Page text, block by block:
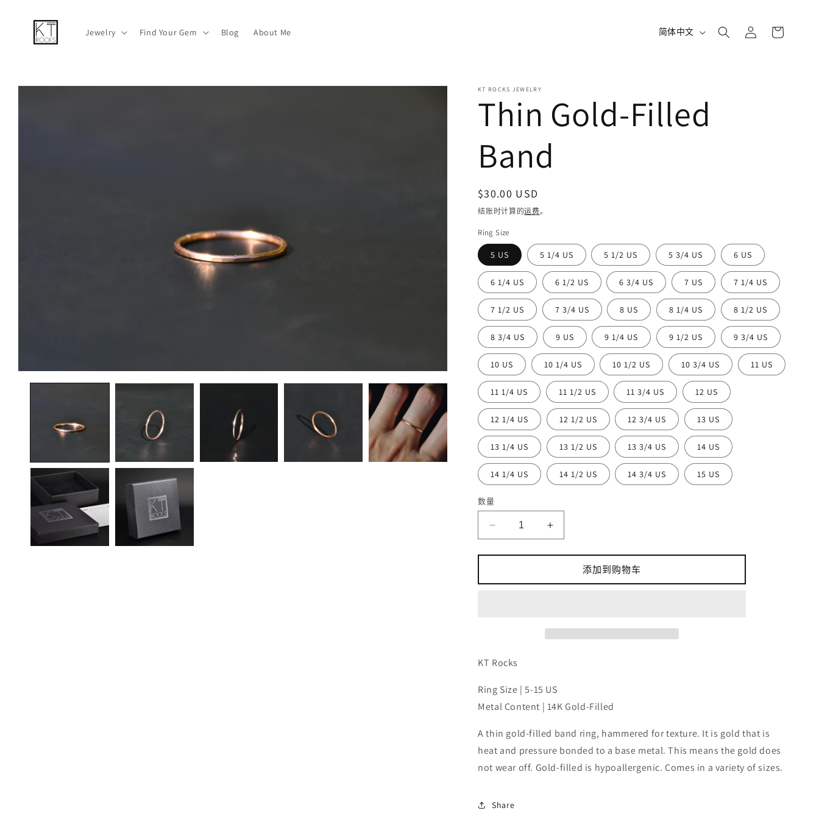
Jewelry Find Your Gem Blog About Me
语
简体中文
录
物
KT ROCKS JEWELRY
Thin Gold-Filled
Band
常
规
价
格
$30.00 USD
结账时计算的运费。
Ring Size
5 US 5 1/4 US 5 1/2 US 5 3/4 US 6 US
6 1/4 US 6 1/2 US 6 3/4 US 7 US 7 1/4 US
7 1/2 US 7 3/4 US 8 US 8 1/4 US 8 1/2 US
8 3/4 US 9 US 9 1/4 US 9 1/2 US 9 3/4 US
10 US 10 1/4 US 10 1/2 US 10 3/4 US 11 US
11 1/4 US 11 1/2 US 11 3/4 US 12 US
12 1/4 US 12 1/2 US 12 3/4 US 13 US
13 1/4 US 13 1/2 US 13 3/4 US 14 US
14 1/4 US 14 1/2 US 14 3/4 US 15 US
数量
Filled
Filled
数
添加到购物车
KT Rocks
Ring Size | 5-15 US
Metal Content | 14K Gold-Filled
A thin gold-filled band ring, hammered for texture. It is gold that is
heat and pressure bonded to a base metal. This means the gold does
not wear off. Gold-filled is hypoallergenic. Comes in a variety of sizes.
Share